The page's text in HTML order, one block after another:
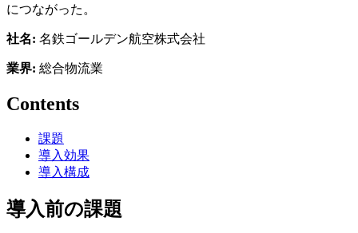
につながった。
社名: 名鉄ゴールデン航空株式会社
業界: 総合物流業
Contents
課題
導入効果
導入構成
導入前の課題